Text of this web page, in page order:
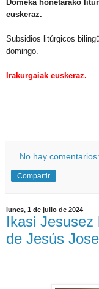
Domeka honetarako
euskeraz.
Subsidios litúrgicos
domingo.
Irakurgaiak euskeraz.
No hay comentarios:
Compartir
lunes, 1 de julio de 2024
Ikasi Jesusez
de Jesús